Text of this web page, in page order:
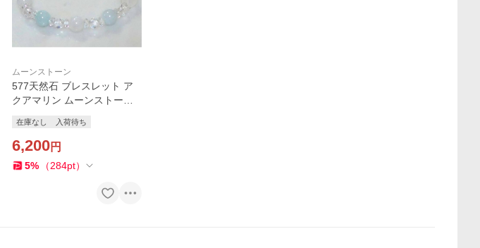
ムーンストーン
577天然石 ブレスレット ア
クアマリン ムーンストーン
在庫なし 入荷待ち
6,200円
5% （284pt）